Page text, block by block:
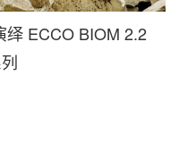
绎 ECCO BIOM 2.2